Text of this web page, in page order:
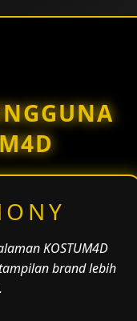
KOSTUM4D
brand lebih